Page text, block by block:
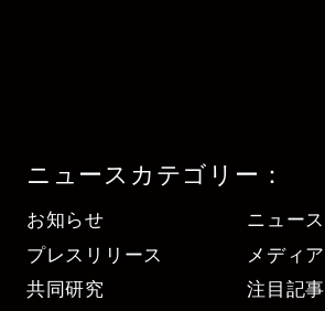
ニュースカテゴリー：
お知らせ
ニュース
プレスリリース
メディア
共同研究
注目記事